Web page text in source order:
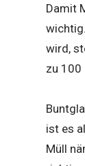
Damit
wird,
zu 100
ist es
Müll